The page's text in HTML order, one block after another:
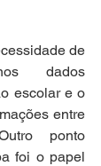
de
dados
escolar e o
entre
ponto
foi o papel